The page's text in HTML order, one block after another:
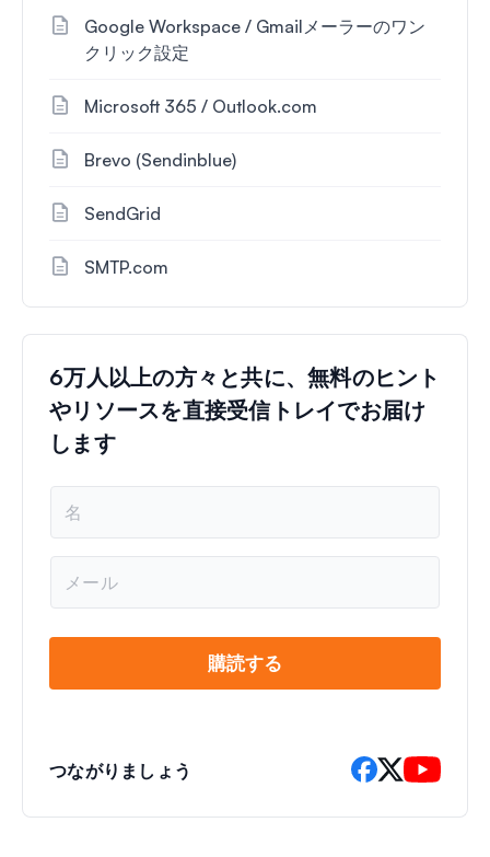
Google Workspace / Gmailメーラーのワン
クリック設定
Microsoft 365 / Outlook.com
Brevo (Sendinblue)
SendGrid
SMTP.com
6万人以上の方々と共に、無料のヒント
やリソースを直接受信トレイでお届け
します
*
ル
購読する
つながりましょう